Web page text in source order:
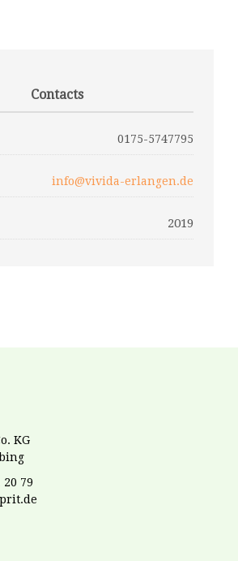
Contacts
0175-5747795
info@vivida-erlangen.de
2019
KG
79